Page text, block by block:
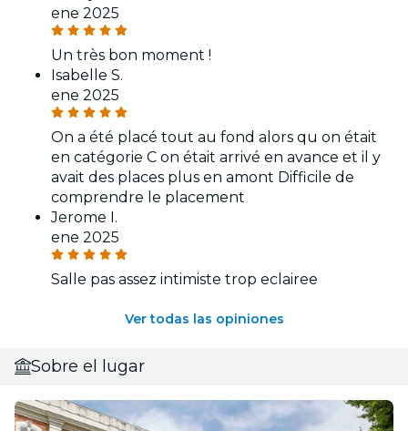
ene 2025
Un très bon moment !
Isabelle S.
ene 2025
On a été placé tout au fond alors qu on était
en catégorie C on était arrivé en avance et il y
avait des places plus en amont Difficile de
comprendre le placement
Jerome I.
ene 2025
Salle pas assez intimiste trop eclairee
Ver todas las opiniones
Sobre el lugar